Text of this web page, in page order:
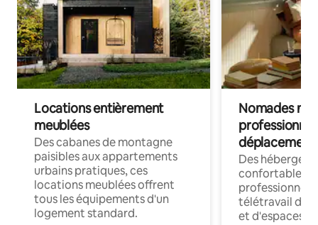
Locations entièrement
meublées
Des cabanes de montagne
paisibles aux appartements
urbains pratiques, ces
locations meublées offrent
tous les équipements d'un
logement standard.
Nomades
déplacement
Des
confortables
professionnels
télétravail
et d'espaces